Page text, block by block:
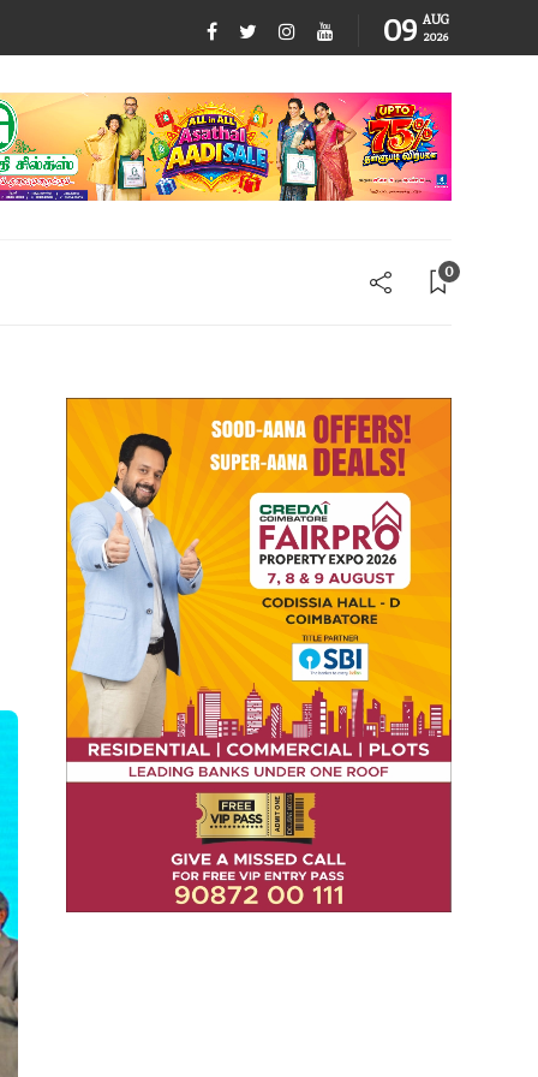
09 AUG
2026
0